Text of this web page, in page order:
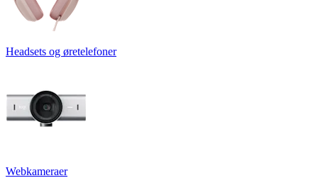
Headsets og øretelefoner
Webkameraer